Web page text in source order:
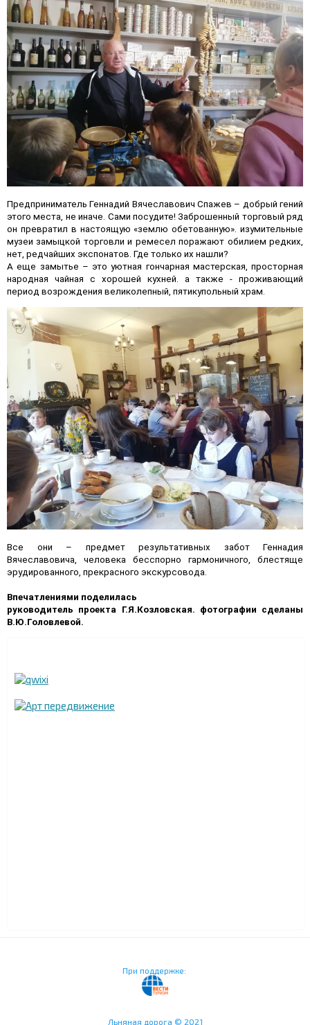
Предприниматель Геннадий Вячеславович Спажев – добрый гений
этого места, не иначе. Сами посудите! Заброшенный торговый ряд
он превратил в настоящую «землю обетованную». изумительные
музеи замыцкой торговли и ремесел поражают обилием редких,
нет, редчайших экспонатов. Где только их нашли?
А еще замытье – это уютная гончарная мастерская, просторная
народная чайная с хорошей кухней. а также - проживающий
период возрождения великолепный, пятикупольный храм.
Все они – предмет результативных забот Геннадия
Вячеславовича, человека бесспорно гармоничного, блестяще
эрудированного, прекрасного экскурсовода.
Впечатлениями поделилась
руководитель проекта Г.Я.Козловская. фотографии сделаны
В.Ю.Головлевой.
При поддержке:
Льняная дорога © 2021